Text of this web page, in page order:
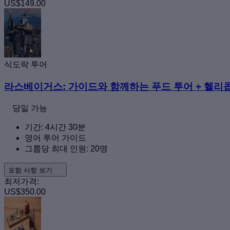
US$149.00
식도락 투어
라스베이거스: 가이드와 함께하는 푸드 투어 + 헬리
당일 가능
기간: 4시간 30분
영어 투어 가이드
그룹당 최대 인원: 20명
포함 사항 보기
최저가격:
US$350.00